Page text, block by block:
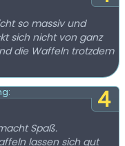
so massiv und
sich nicht von ganz
die Waffeln trotzdem
4
Spaß.
lassen sich gut